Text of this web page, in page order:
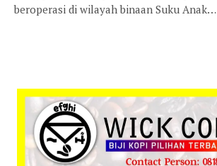
beroperasi di wilayah binaan Suku Anak…